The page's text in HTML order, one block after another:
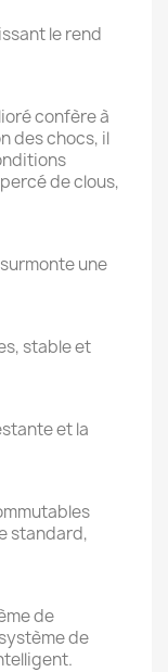
le rend
confère à
des chocs, il
de clous,
une
stable et
et la
standard,
de
de